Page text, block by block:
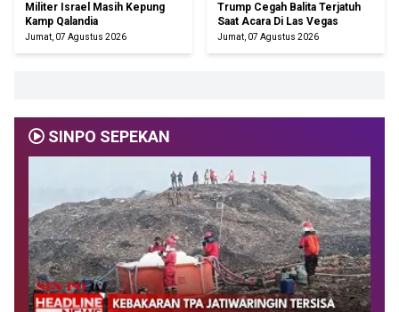
Militer Israel Masih Kepung
Kamp Qalandia
Jumat, 07 Agustus 2026
Trump Cegah Balita Terjatuh
Saat Acara Di Las Vegas
Jumat, 07 Agustus 2026
SINPO SEPEKAN